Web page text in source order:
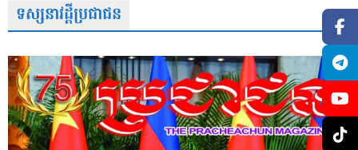
ទស្សនាវដ្តីប្រជាជន